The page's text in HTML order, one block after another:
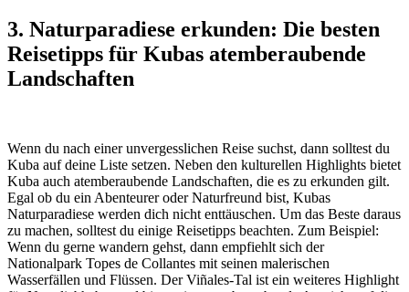
3. Naturparadiese erkunden: Die besten
Reisetipps für Kubas atemberaubende
Landschaften
Wenn du nach einer unvergesslichen Reise suchst, dann solltest du
Kuba auf deine Liste setzen. Neben den kulturellen Highlights bietet
Kuba auch atemberaubende Landschaften, die es zu erkunden gilt.
Egal ob du ein Abenteurer oder Naturfreund bist, Kubas
Naturparadiese werden dich nicht enttäuschen. Um das Beste daraus
zu machen, solltest du einige Reisetipps beachten. Zum Beispiel:
Wenn du gerne wandern gehst, dann empfiehlt sich der
Nationalpark Topes de Collantes mit seinen malerischen
Wasserfällen und Flüssen. Der Viñales-Tal ist ein weiteres Highlight